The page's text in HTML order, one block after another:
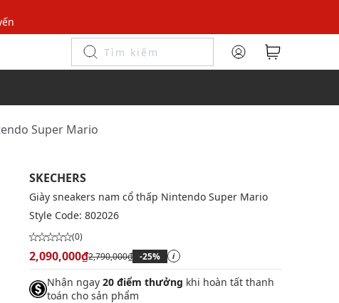
Super Mario
SKECHERS
Giày sneakers nam cổ thấp Nintendo Super Mario
Style Code: 802026
(0)
2,090,000₫2,790,000₫ -25% i
Nhận ngay 20 điểm thưởng khi hoàn tất thanh
toán cho sản phẩm